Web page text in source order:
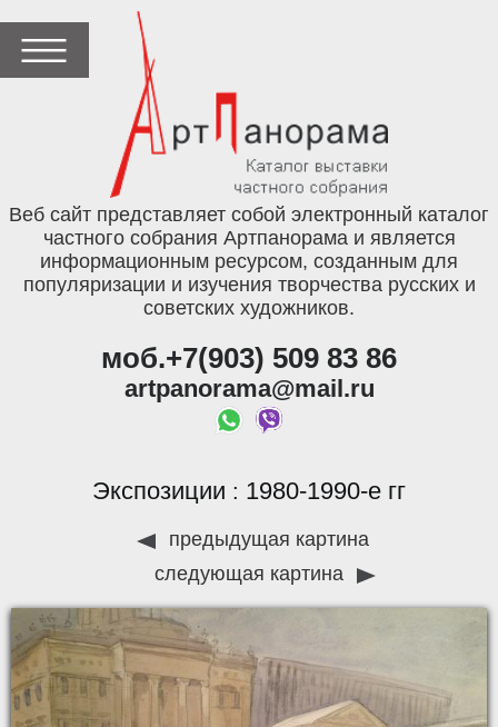
Веб сайт представляет собой электронный каталог
частного собрания Артпанорама и является
информационным ресурсом, созданным для
популяризации и изучения творчества русских и
советских художников.
моб.+7(903) 509 83 86
artpanorama@mail.ru
Экспозиции : 1980-1990-е гг
предыдущая картина
следующая картина